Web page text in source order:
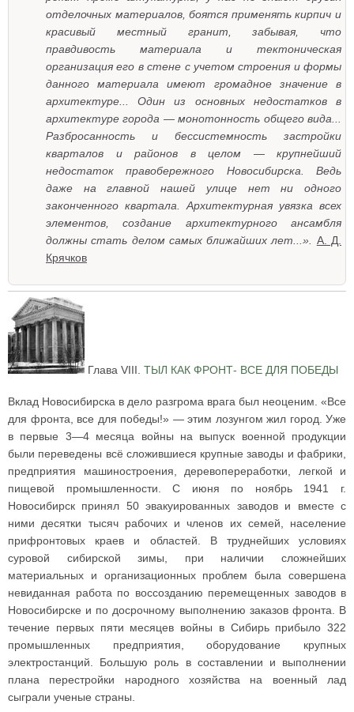
отделочных материалов, боятся применять кирпич и
красивый местный гранит, забывая, что
правдивость материала и тектоническая
организация его в стене с учетом строения и формы
данного материала имеют громадное значение в
архитектуре... Один из основных недостатков в
архитектуре города — монотонность общего вида...
Разбросанность и бессистемность застройки
кварталов и районов в целом — крупнейший
недостаток правобережного Новосибирска. Ведь
даже на главной нашей улице нет ни одного
законченного квартала. Архитектурная увязка всех
элементов, создание архитектурного ансамбля
должны стать делом самых ближайших лет...».
А. Д.
Крячков
Глава VIII. ТЫЛ КАК ФРОНТ- ВСЕ ДЛЯ ПОБЕДЫ
Вклад Новосибирска в дело разгрома врага был неоценим. «Все
для фронта, все для победы!» — этим лозунгом жил город. Уже
в первые 3—4 месяца войны на выпуск военной продукции
были переведены всё сложившиеся крупные заводы и фабрики,
предприятия машиностроения, деревопереработки, легкой и
пищевой промышленности. С июня по ноябрь 1941 г.
Новосибирск принял 50 эвакуированных заводов и вместе с
ними десятки тысяч рабочих и членов их семей, население
прифронтовых краев и областей. В труднейших условиях
суровой сибирской зимы, при наличии сложнейших
материальных и организационных проблем была совершена
невиданная работа по воссозданию перемещенных заводов в
Новосибирске и по досрочному выполнению заказов фронта. В
течение первых пяти месяцев войны в Сибирь прибыло 322
промышленных предприятия, оборудование крупных
электростанций. Большую роль в составлении и выполнении
плана перестройки народного хозяйства на военный лад
сыграли ученые страны.